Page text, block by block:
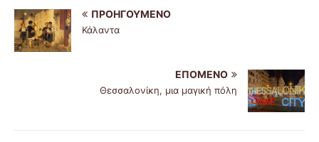
ΠΡΟΗΓΟΎΜΕΝΟ
Κάλαντα
ΕΠΌΜΕΝΟ
Θεσσαλονίκη, μια μαγική πόλη